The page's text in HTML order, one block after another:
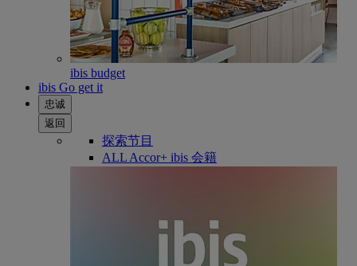
ibis budget
ibis Go get it
忠诚
返回
探索节目
ALL Accor+ ibis 会籍